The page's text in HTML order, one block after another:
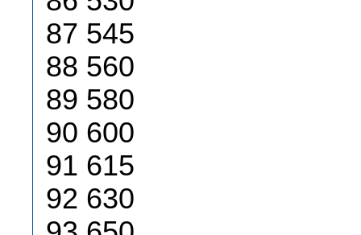
87 545
88 560
89 580
90 600
91 615
92 630